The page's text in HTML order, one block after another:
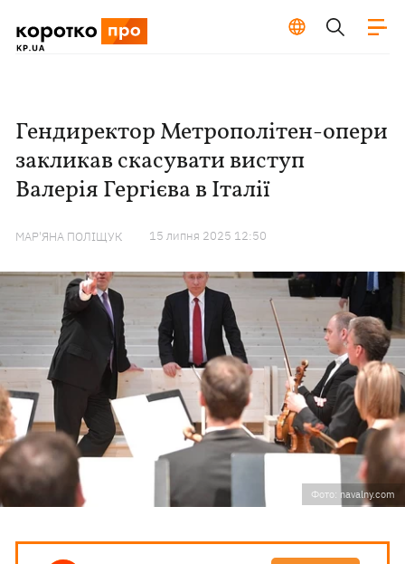
Гендиректор Метрополітен-опери
закликав скасувати виступ
Валерія Гергієва в Італії
МАР'ЯНА ПОЛІЩУК 15 липня 2025 12:50
Фото: navalny.com